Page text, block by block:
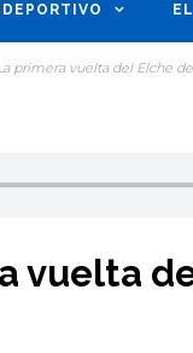
primera vuelta del Elche de
vuelta